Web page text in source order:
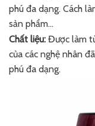
phú đa dạng. Cách
sản phẩm…
Chất liệu:Được làm
của các nghệ nhân
phú đa dạng.